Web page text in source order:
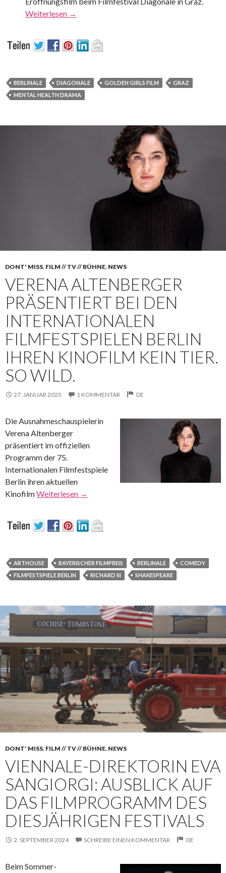
Weiterlesen →
BERLINALE DIAGONALE GOLDEN GIRLS FILM
GRAZ
MENTAL HEALTH DRAMA
DONT' MISS, FILM // TV // BÜHNE, NEWS
VERENA ALTENBERGER
PRÄSENTIERT BEI DEN
INTERNATIONALEN
FILMFESTSPIELEN BERLIN
IHREN KINOFILM KEIN TIER.
SO WILD.
27. JANUAR 2025 1 KOMMENTAR DE
Die Ausnahmeschauspielerin
Verena Altenberger
präsentiert im offiziellen
Programm der 75.
Internationalen Filmfestspiele
Berlin ihren aktuellen
KinofilmWeiterlesen →
ARTHOUSE BAYERISCHER FILMPREIS BERLINALE
COMEDY
FILMFESTSPIELE BERLIN
RICHARD III SHAKESPEARE
DONT' MISS, FILM // TV // BÜHNE, NEWS
VIENNALE-DIREKTORIN EVA
SANGIORGI: AUSBLICK AUF
DAS FILMPROGRAMM DES
DIESJÄHRIGEN FESTIVALS
2. SEPTEMBER 2024 SCHREIBE EINEN KOMMENTAR DE
Beim Sommer-